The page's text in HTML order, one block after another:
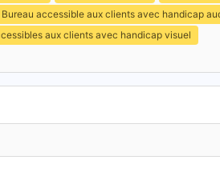
Bureau accessible aux clients avec handicap
aux clients avec handicap visuel